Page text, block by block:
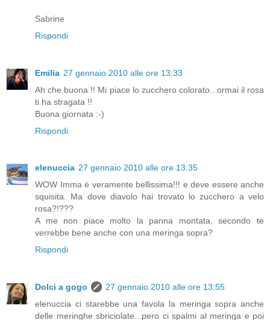
Sabrine
Rispondi
Emilia 27 gennaio 2010 alle ore 13:33
Ah che buona !! Mi piace lo zucchero colorato...ormai il rosa
ti ha stragata !!
Buona giornata :-)
Rispondi
elenuccia 27 gennaio 2010 alle ore 13:35
WOW Imma è veramente bellissima!!! e deve essere anche
squisita. Ma dove diavolo hai trovato lo zucchero a velo
rosa?!???
A me non piace molto la panna montata, secondo te
verrebbe bene anche con una meringa sopra?
Rispondi
Dolci a gogo
27 gennaio 2010 alle ore 13:55
elenuccia ci starebbe una favola la meringa sopra anche
delle meringhe sbriciolate...pero ci spalmi al meringa e poi